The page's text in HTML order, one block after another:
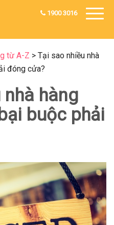
1900 3016
từ A-Z > Tại sao nhiều nhà
đóng cửa?
hàng
buộc phải